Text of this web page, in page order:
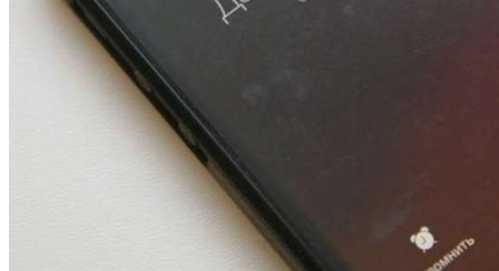
Сладкий праздник в Волгограде: в Центральном
парке прошёл фестиваль „Арбузный переполох“
Волгоградские компании нарастили экспорт:
заключены контракты на 3,6 млн долларов